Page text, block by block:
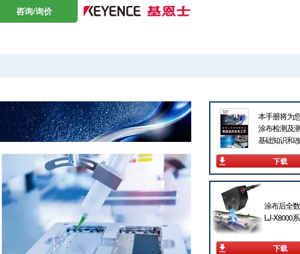
咨询/询价
本手册将为
涂布检测及
基础知识和
下载
涂布后全
LJ-X8000
下载